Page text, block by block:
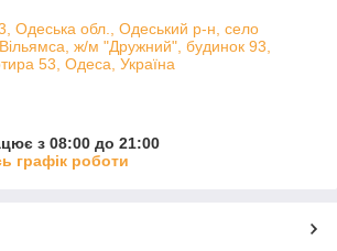
Одеська обл., Одеський р-н, село
ж/м "Дружний", будинок 93,
53, Одеса, Україна
з 08:00 до 21:00
графік роботи